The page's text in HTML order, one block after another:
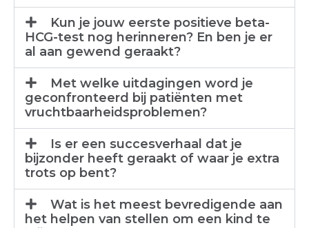
Kun je jouw eerste positieve beta-
HCG-test nog herinneren? En ben je er
al aan gewend geraakt?
Met welke uitdagingen word je
geconfronteerd bij patiënten met
vruchtbaarheidsproblemen?
Is er een succesverhaal dat je
bijzonder heeft geraakt of waar je extra
trots op bent?
Wat is het meest bevredigende aan
het helpen van stellen om een kind te